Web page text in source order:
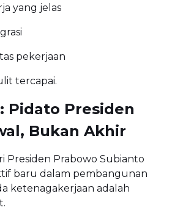
yang jelas
pekerjaan
tercapai.
Pidato Presiden
Bukan Akhir
Presiden Prabowo Subianto
baru dalam pembangunan
ketenagakerjaan adalah